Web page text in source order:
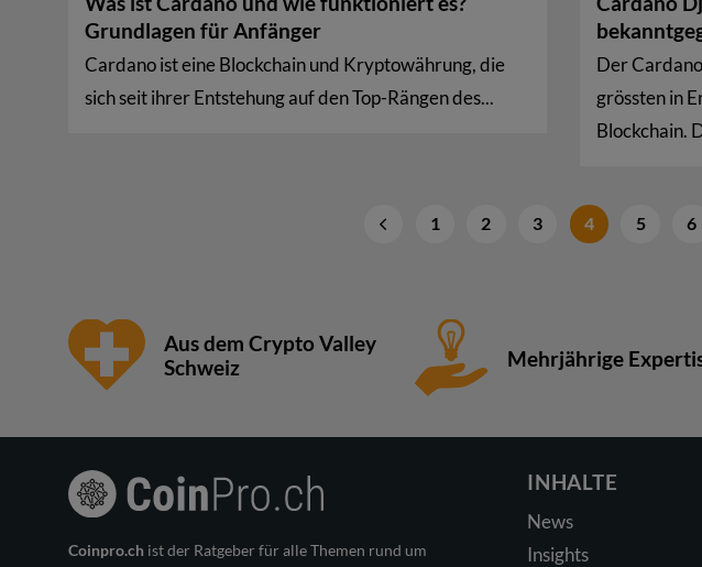
Grundlagen für Anfänger
Cardano ist eine Blockchain und Kryptowährung, die
sich seit ihrer Entstehung auf den Top-Rängen des...
Der
grössten in
Blockchain.
1 2 3 4 5 6
Aus dem Crypto Valley
Schweiz
Mehrjährige
Coinpro.ch ist der Ratgeber für alle Themen rund um
INHALTE
News
Insights